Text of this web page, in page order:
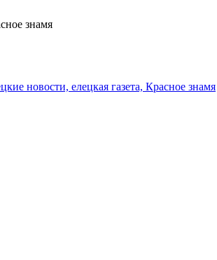
знамя
новости, елецкая газета, Красное знамя